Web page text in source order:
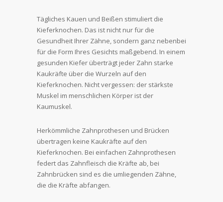
Tägliches Kauen und Beißen stimuliert die
Kieferknochen. Das ist nicht nur für die
Gesundheit Ihrer Zähne, sondern ganz nebenbei
für die Form Ihres Gesichts maßgebend. In einem
gesunden Kiefer überträgt jeder Zahn starke
Kaukräfte über die Wurzeln auf den
Kieferknochen. Nicht vergessen: der stärkste
Muskel im menschlichen Körper ist der
Kaumuskel.
Herkömmliche Zahnprothesen und Brücken
übertragen keine Kaukräfte auf den
Kieferknochen. Bei einfachen Zahnprothesen
federt das Zahnfleisch die Kräfte ab, bei
Zahnbrücken sind es die umliegenden Zähne,
die die Kräfte abfangen.